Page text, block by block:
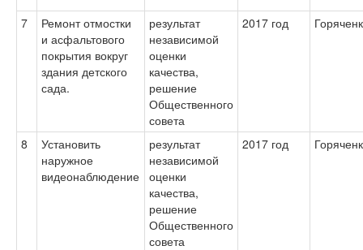
7
Ремонт отмостки
и асфальтового
покрытия вокруг
здания детского
сада.
результат
независимой
оценки
качества,
решение
Общественного
совета
2017 год
8
Установить
наружное
видеонаблюдение
результат
независимой
оценки
качества,
решение
Общественного
совета
2017 год